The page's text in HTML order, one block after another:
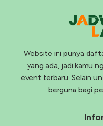
Website ini punya
yang ada, jadi kamu
event terbaru. Selain
berguna bagi